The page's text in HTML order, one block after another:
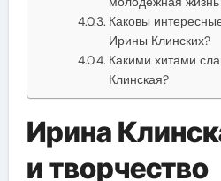
Каковы
Ирины Клинских?
Какими хитами
Клинская?
Ирина
и творчество